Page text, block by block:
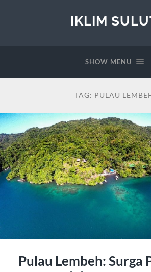
IKLIM
SHOW MENU
TAG: PULAU
Pulau Lembeh: Surga